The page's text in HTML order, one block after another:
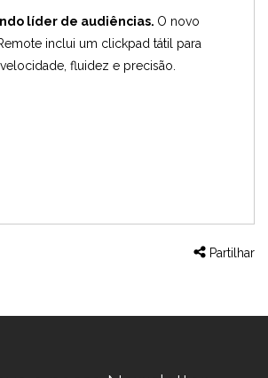
líder de audiências. O novo
inclui um clickpad tátil para
fluidez e precisão.
Partilhar